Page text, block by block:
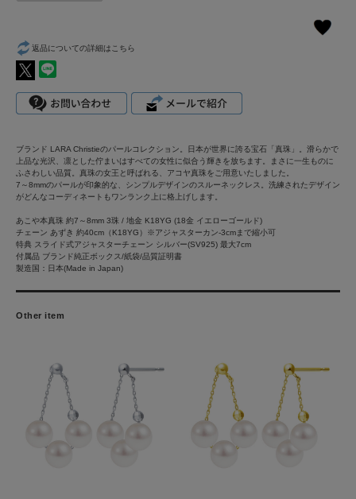
返品についての詳細はこちら
ブランド LARA Christieのパールコレクション。日本が世界に誇る宝石「真珠」。滑らかで
上品な光沢、凛とした佇まいはすべての女性に似合う輝きを放ちます。まさに一生ものに
ふさわしい品質。真珠の女王と呼ばれる、アコヤ真珠をご用意いたしました。
7～8mmのパールが印象的な、シンプルデザインのスルーネックレス。洗練されたデザイン
がどんなコーディネートもワンランク上に格上げします。
あこや本真珠 約7～8mm 3珠 / 地金 K18YG (18金 イエローゴールド)
チェーン あずき 約40cm（K18YG）※アジャスターカン-3cmまで縮小可
特典 スライド式アジャスターチェーン シルバー(SV925) 最大7cm
付属品 ブランド純正ボックス/紙袋/品質証明書
製造国：日本(Made in Japan)
Other item